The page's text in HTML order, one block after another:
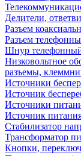
Делители,
Разъем
Разъем
Шнур
Низковольтное
разъемы,
Источники
Источник
Источники
Источник
Стабилизатор
Трансформатор
Кнопки,